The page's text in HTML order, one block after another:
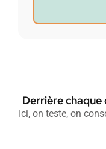
Derrière chaque
Ici, on teste, on